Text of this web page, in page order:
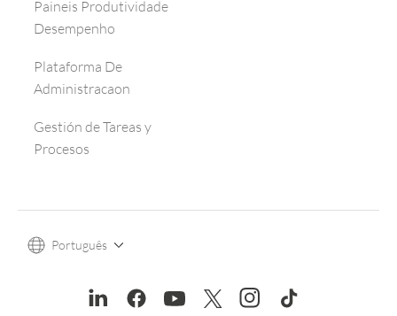
Paineis Produtividade
Desempenho
Plataforma De
Administracaon
Gestión de Tareas y
Procesos
Português